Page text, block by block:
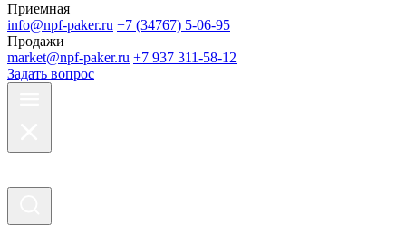
Приемная
info@npf-paker.ru +7 (34767) 5-06-95
Продажи
market@npf-paker.ru +7 937 311-58-12
Задать вопрос